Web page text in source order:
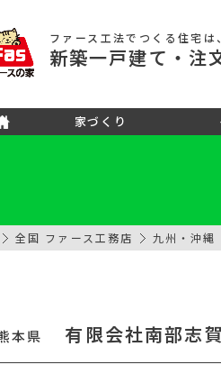
ファース工法でつくる住宅 は
新築一戸建て ・注
家づくり
全国 ファース工務店 九州・沖縄
本県 有限会社南部志